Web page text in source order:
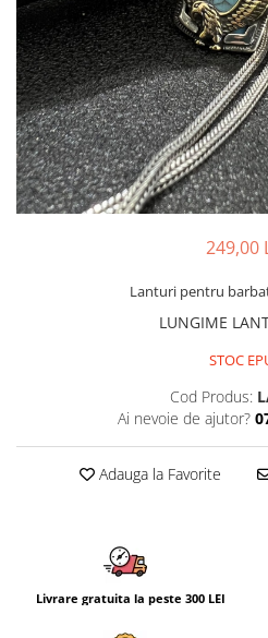
CERCEI
CEASURI DAMA
249,00
Lanturi pentru
LUNGIME
STOC
Cod Produs:
Ai nevoie de ajutor?
Adauga la Favorite
Livrare gratuita la peste 300 LEI